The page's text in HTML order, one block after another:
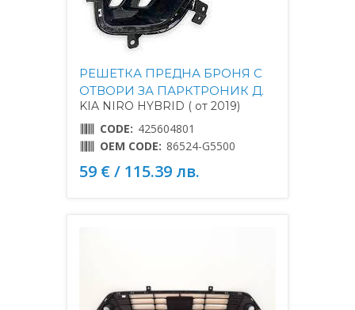
РЕШЕТКА ПРЕДНА БРОНЯ С
ОТВОРИ ЗА ПАРКТРОНИК Д.
KIA NIRO HYBRID ( от 2019)
CODE: 425604801
OEM CODE: 86524-G5500
59 € / 115.39 лв.